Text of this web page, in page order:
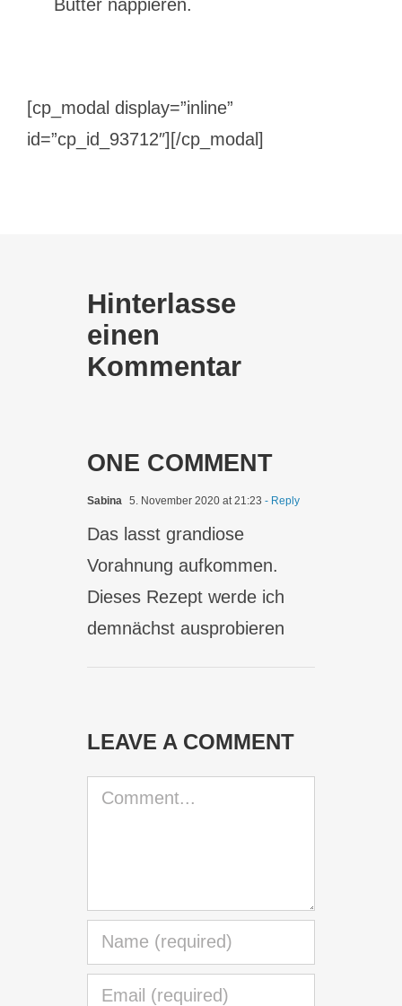
Butter nappieren.
[cp_modal display=”inline”
id=”cp_id_93712″][/cp_modal]
Hinterlasse
einen
Kommentar
ONE COMMENT
Sabina 5. November 2020 at 21:23 - Reply
Das lasst grandiose
Vorahnung aufkommen.
Dieses Rezept werde ich
demnächst ausprobieren
LEAVE A COMMENT
Comment